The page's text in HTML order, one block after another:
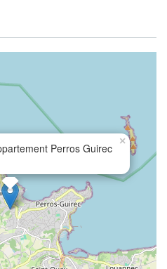
Perros Guirec
×